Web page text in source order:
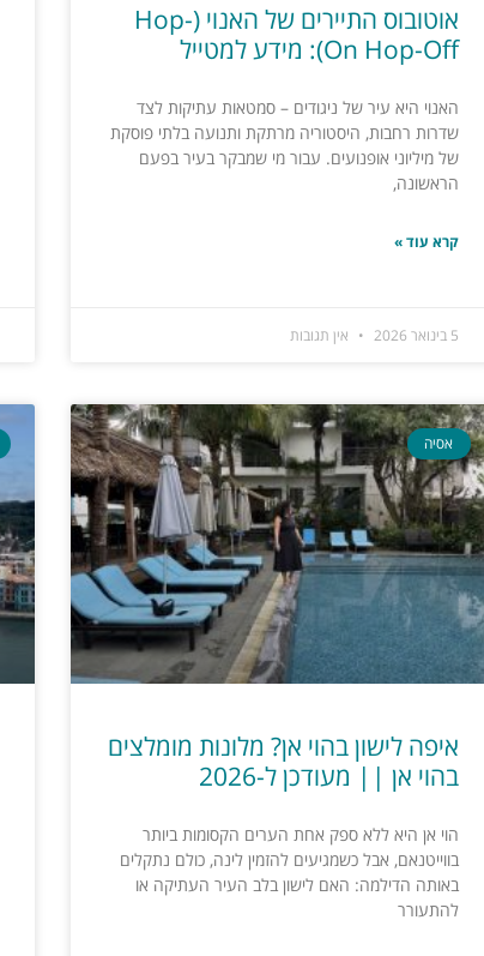
אוטובוס התיירים של האנוי (Hop-
On Hop-Off): מידע למטייל
האנוי היא עיר של ניגודים – סמטאות עתיקות לצד
שדרות רחבות, היסטוריה מרתקת ותנועה בלתי פוסקת
של מיליוני אופנועים. עבור מי שמבקר בעיר בפעם
הראשונה,
קרא עוד »
5 בינואר 2026 אין תגובות
אסיה
איפה לישון בהוי אן? מלונות מומלצים
בהוי אן || מעודכן ל-2026
הוי אן היא ללא ספק אחת הערים הקסומות ביותר
בווייטנאם, אבל כשמגיעים להזמין לינה, כולם נתקלים
באותה הדילמה: האם לישון בלב העיר העתיקה או
להתעורר